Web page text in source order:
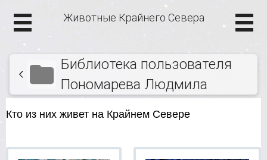
Животные Крайнего Севера
Библиотека пользователя
Пономарева Людмила